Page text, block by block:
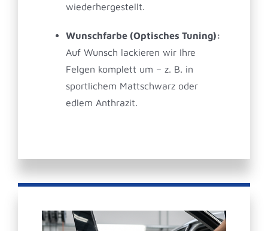
wiederhergestellt.
Wunschfarbe (Optisches Tuning):
Auf Wunsch lackieren wir Ihre
Felgen komplett um – z. B. in
sportlichem Mattschwarz oder
edlem Anthrazit.